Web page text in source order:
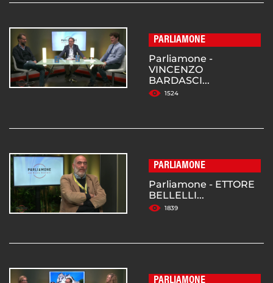
PARLIAMONE
Parliamone -
VINCENZO
BARDASCI...
1524
PARLIAMONE
Parliamone - ETTORE
BELLELLI...
1839
PARLIAMONE